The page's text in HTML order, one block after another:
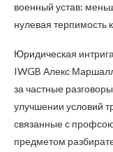
военный устав:
нулевая терпимость
Юридическая
IWGB Алекс
за частные
улучшении условий
связанные с
предметом